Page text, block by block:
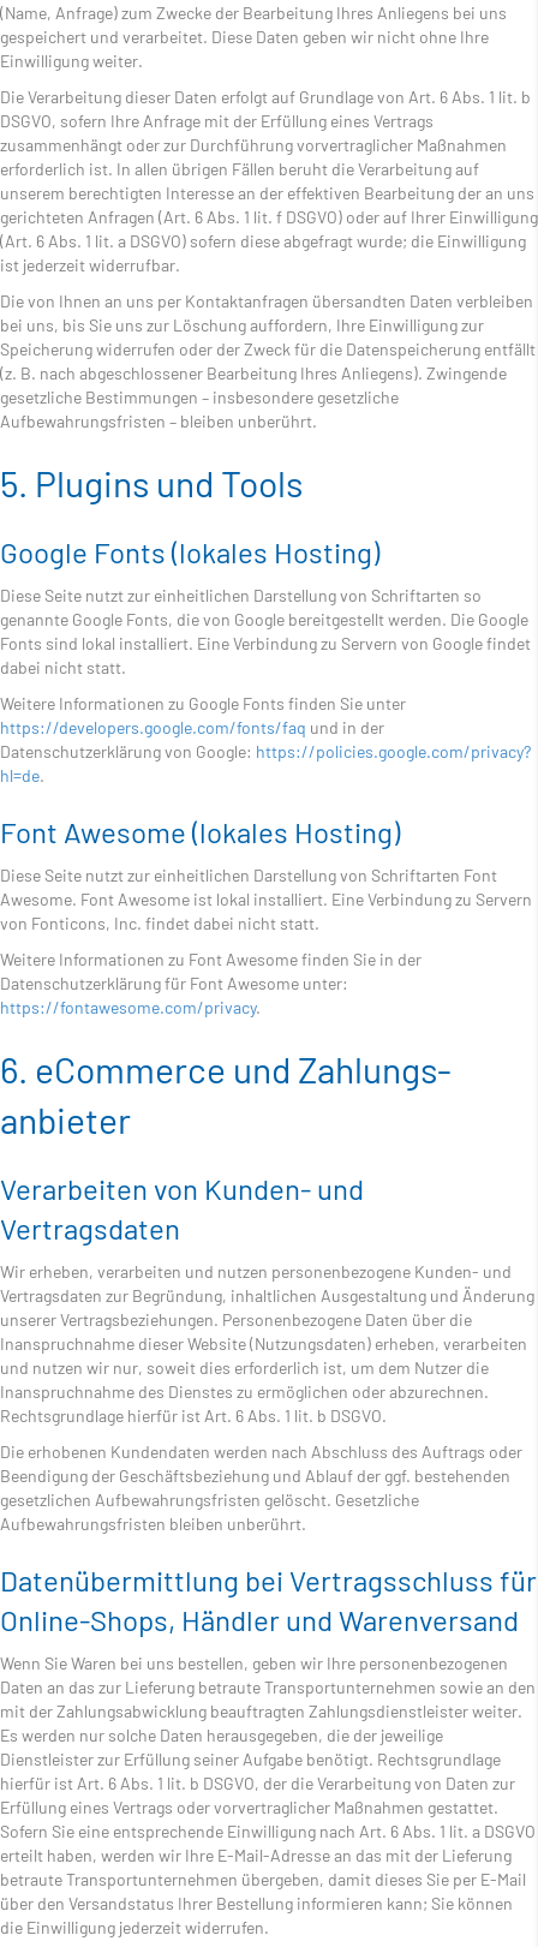
(Name, Anfrage) zum Zwecke der Bearbeitung Ihres Anliegens bei uns
gespeichert und verarbeitet. Diese Daten geben wir nicht ohne Ihre
Einwilligung weiter.
Die Verarbeitung dieser Daten erfolgt auf Grundlage von Art. 6 Abs. 1 lit. b
DSGVO, sofern Ihre Anfrage mit der Erfüllung eines Vertrags
zusammenhängt oder zur Durchführung vorvertraglicher Maßnahmen
erforderlich ist. In allen übrigen Fällen beruht die Verarbeitung auf
unserem berechtigten Interesse an der effektiven Bearbeitung der an uns
gerichteten Anfragen (Art. 6 Abs. 1 lit. f DSGVO) oder auf Ihrer Einwilligung
(Art. 6 Abs. 1 lit. a DSGVO) sofern diese abgefragt wurde; die Einwilligung
ist jederzeit widerrufbar.
Die von Ihnen an uns per Kontaktanfragen übersandten Daten verbleiben
bei uns, bis Sie uns zur Löschung auffordern, Ihre Einwilligung zur
Speicherung widerrufen oder der Zweck für die Datenspeicherung entfällt
(z. B. nach abgeschlossener Bearbeitung Ihres Anliegens). Zwingende
gesetzliche Bestimmungen – insbesondere gesetzliche
Aufbewahrungsfristen – bleiben unberührt.
5. Plugins und Tools
Google Fonts (lokales Hosting)
Diese Seite nutzt zur einheitlichen Darstellung von Schriftarten so
genannte Google Fonts, die von Google bereitgestellt werden. Die Google
Fonts sind lokal installiert. Eine Verbindung zu Servern von Google findet
dabei nicht statt.
Weitere Informationen zu Google Fonts finden Sie unter
https://developers.google.com/fonts/faq und in der
Datenschutzerklärung von Google: https://policies.google.com/privacy?
hl=de.
Font Awesome (lokales Hosting)
Diese Seite nutzt zur einheitlichen Darstellung von Schriftarten Font
Awesome. Font Awesome ist lokal installiert. Eine Verbindung zu Servern
von Fonticons, Inc. findet dabei nicht statt.
Weitere Informationen zu Font Awesome finden Sie in der
Datenschutzerklärung für Font Awesome unter:
https://fontawesome.com/privacy.
6. eCommerce und Zahlungs­
anbieter
Verarbeiten von Kunden- und
Vertragsdaten
Wir erheben, verarbeiten und nutzen personenbezogene Kunden- und
Vertragsdaten zur Begründung, inhaltlichen Ausgestaltung und Änderung
unserer Vertragsbeziehungen. Personenbezogene Daten über die
Inanspruchnahme dieser Website (Nutzungsdaten) erheben, verarbeiten
und nutzen wir nur, soweit dies erforderlich ist, um dem Nutzer die
Inanspruchnahme des Dienstes zu ermöglichen oder abzurechnen.
Rechtsgrundlage hierfür ist Art. 6 Abs. 1 lit. b DSGVO.
Die erhobenen Kundendaten werden nach Abschluss des Auftrags oder
Beendigung der Geschäftsbeziehung und Ablauf der ggf. bestehenden
gesetzlichen Aufbewahrungsfristen gelöscht. Gesetzliche
Aufbewahrungsfristen bleiben unberührt.
Daten­übermittlung bei Vertragsschluss für
Online-Shops, Händler und Warenversand
Wenn Sie Waren bei uns bestellen, geben wir Ihre personenbezogenen
Daten an das zur Lieferung betraute Transportunternehmen sowie an den
mit der Zahlungsabwicklung beauftragten Zahlungsdienstleister weiter.
Es werden nur solche Daten herausgegeben, die der jeweilige
Dienstleister zur Erfüllung seiner Aufgabe benötigt. Rechtsgrundlage
hierfür ist Art. 6 Abs. 1 lit. b DSGVO, der die Verarbeitung von Daten zur
Erfüllung eines Vertrags oder vorvertraglicher Maßnahmen gestattet.
Sofern Sie eine entsprechende Einwilligung nach Art. 6 Abs. 1 lit. a DSGVO
erteilt haben, werden wir Ihre E-Mail-Adresse an das mit der Lieferung
betraute Transportunternehmen übergeben, damit dieses Sie per E-Mail
über den Versandstatus Ihrer Bestellung informieren kann; Sie können
die Einwilligung jederzeit widerrufen.